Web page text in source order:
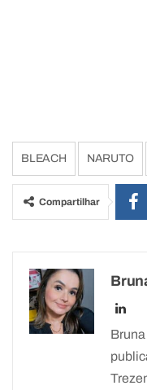
BLEACH NARUTO
Compartilhar